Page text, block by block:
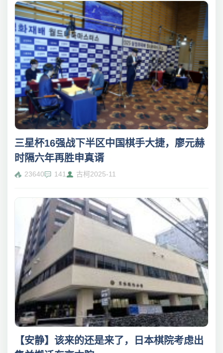
三星杯16强战下半区中国棋手大捷，廖元赫
时隔六年再胜申真谞
23640 141 古柯2025-11
【安静】该来的还是来了，日本棋院考虑出